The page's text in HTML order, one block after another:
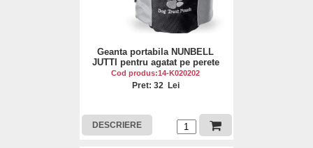
Geanta portabila NUNBELL
JUTTI pentru agatat pe perete
Cod produs:14-K020202
Pret: 32 Lei
DESCRIERE